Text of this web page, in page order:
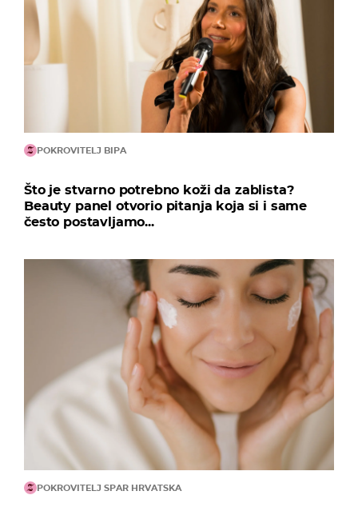
POKROVITELJ BIPA
Što je stvarno potrebno koži da zablista?
Beauty panel otvorio pitanja koja si i same
često postavljamo...
POKROVITELJ SPAR HRVATSKA